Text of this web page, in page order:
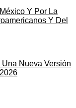
Y Por La
Y Del
Nueva Versión